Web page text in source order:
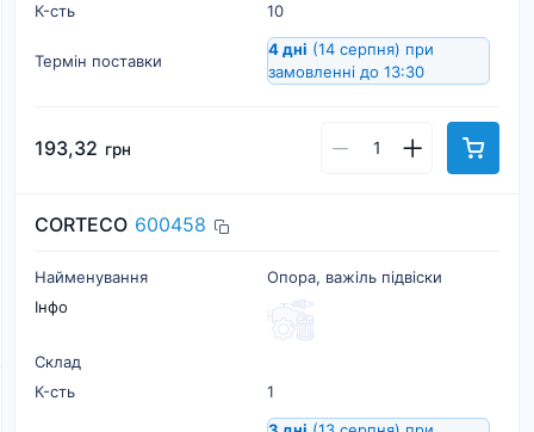
К-cть
10
Термін поставки
4 дні (14 серпня) при
замовленні до 13:30
193,32 грн
CORTECO 600458
Найменування
Опора, важіль підвіски
Інфо
Склад
К-cть
1